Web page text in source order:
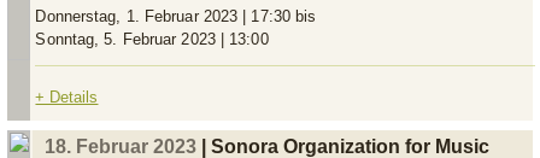
Donnerstag, 1. Februar 2023 | 17:30 bis
Sonntag, 5. Februar 2023 | 13:00
+ Details
18. Februar 2023 | Sonora Organization for Music